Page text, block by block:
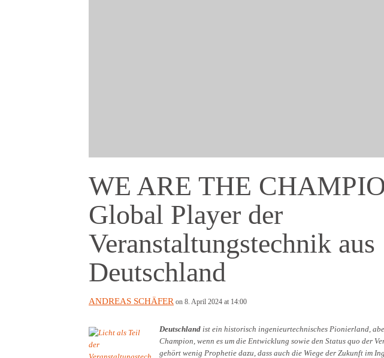
WE ARE THE
Global Player der
Veranstaltungstechnik aus
Deutschland
ANDREAS SCHÄFER on 8. April 2024 at 14:00
Deutschlandist ein historisch ingenieurtechnisches Pionierland,
Champion, wenn es um die Entwicklung sowie den Status quo der
gehört wenig Prophetie dazu, dass auch die Wiege der Zukunft im